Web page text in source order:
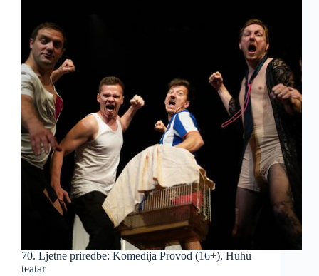
70. Ljetne priredbe: Komedija Provod (16+), Huhu
teatar